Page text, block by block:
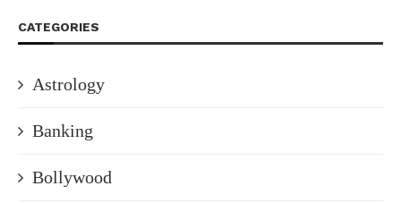
CATEGORIES
Astrology
Banking
Bollywood